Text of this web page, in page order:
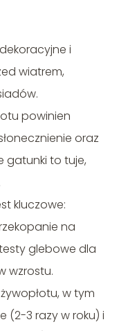
i
wiatrem,
powinien
oraz
gatunki to tuje,
kluczowe:
na
glebowe dla
wzrostu.
w tym
(2-3 razy w roku) i